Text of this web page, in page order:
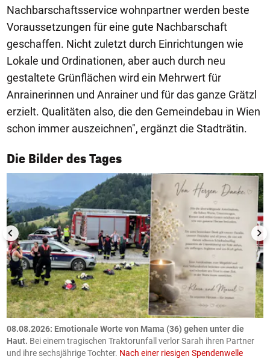
Nachbarschaftsservice wohnpartner werden beste
Voraussetzungen für eine gute Nachbarschaft
geschaffen. Nicht zuletzt durch Einrichtungen wie
Lokale und Ordinationen, aber auch durch neu
gestaltete Grünflächen wird ein Mehrwert für
Anrainerinnen und Anrainer und für das ganze Grätzl
erzielt. Qualitäten also, die den Gemeindebau in Wien
schon immer auszeichnen", ergänzt die Stadträtin.
Die Bilder des Tages
1/50
08.08.2026: Emotionale Worte von Mama (36) gehen unter die
Haut. Bei einem tragischen Traktorunfall verlor Sarah ihren Partner
und ihre sechsjährige Tochter. Nach einer riesigen Spendenwelle